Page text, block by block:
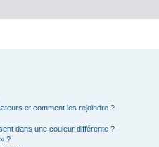
et comment les rejoindre ?
dans une couleur différente ?
?